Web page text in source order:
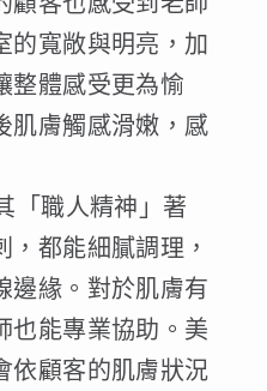
的寬敞與明亮，加
整體感受更為愉
肌膚觸感滑嫩，感
「職人精神」著
都能細膩調理，
邊緣。對於肌膚有
也能專業協助。美
依顧客的肌膚狀況